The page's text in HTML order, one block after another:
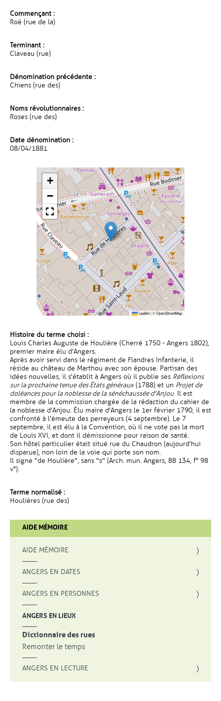
Commençant :
Roë (rue de la)
Terminant :
Claveau (rue)
Dénomination précédente :
Chiens (rue des)
Noms révolutionnaires :
Roses (rue des)
Date dénomination :
08/04/1881
+
−
Leaflet|©OpenStreetMap
Histoire du terme choisi :
Louis Charles Auguste de Houlière (Cherré 1750 - Angers 1802),
premier maire élu d'Angers.
Après avoir servi dans le régiment de Flandres Infanterie, il
réside au château de Marthou avec son épouse. Partisan des
idées nouvelles, il s'établit à Angers où il publie ses Réflexions
sur la prochaine tenue des États généraux(1788) et un Projet de
doléances pour la noblesse de la sénéchaussée d'Anjou. Il est
membre de la commission chargée de la rédaction du cahier de
la noblesse d'Anjou. Élu maire d'Angers le 1er février 1790, il est
confronté à l'émeute des perreyeurs (4 septembre). Le 7
septembre, il est élu à la Convention, où il ne vote pas la mort
de Louis XVI, et dont il démissionne pour raison de santé.
Son hôtel particulier était situé rue du Chaudron (aujourd'hui
disparue), non loin de la voie qui porte son nom.
Il signe "de Houlière", sans "s" (Arch. mun. Angers, BB 134, f° 98
v°).
Terme normalisé :
Houlières (rue des)
AIDE MÉMOIRE
AIDE MÉMOIRE
ANGERS EN DATES
ANGERS EN PERSONNES
ANGERS EN LIEUX
Dictionnaire des rues
Remonter le temps
ANGERS EN LECTURE